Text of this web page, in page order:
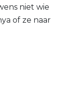
niet wie
of ze naar